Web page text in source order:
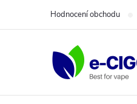
Hodnocení obchodu